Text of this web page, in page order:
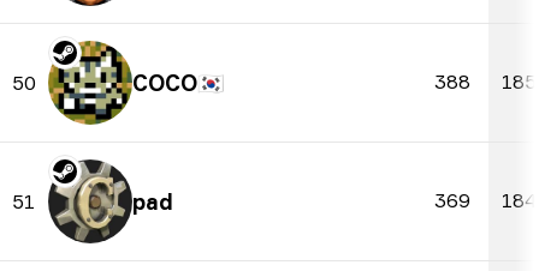
50 COCO🇰🇷 388
51 pad 369